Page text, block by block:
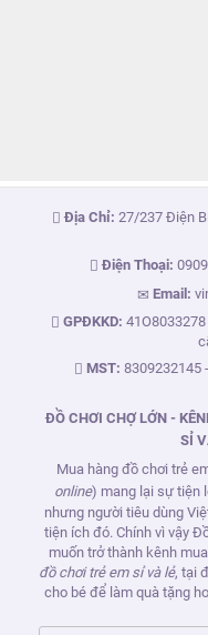
Địa Chỉ: 27/237 Điện
Điện Thoại:
Email:
GPĐKKD:
MST: 8309232145
ĐỒ CHƠI CHỢ LỚN -
SỈ
Mua hàng đồ chơi trẻ
online) mang lại sự tiện
nhưng người tiêu dùng
tiện ích đó. Chính vì vậy
muốn trở thành kênh
đồ chơi trẻ em sỉ và lẻ, tại
cho bé để làm quà tặng